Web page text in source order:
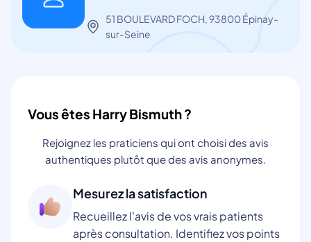
51 BOULEVARD FOCH, 93800 Épinay-
sur-Seine
Vous êtes Harry Bismuth ?
Rejoignez les praticiens qui ont choisi des avis
authentiques plutôt que des avis anonymes.
Mesurez la satisfaction
Recueillez l'avis de vos vrais patients
après consultation. Identifiez vos points